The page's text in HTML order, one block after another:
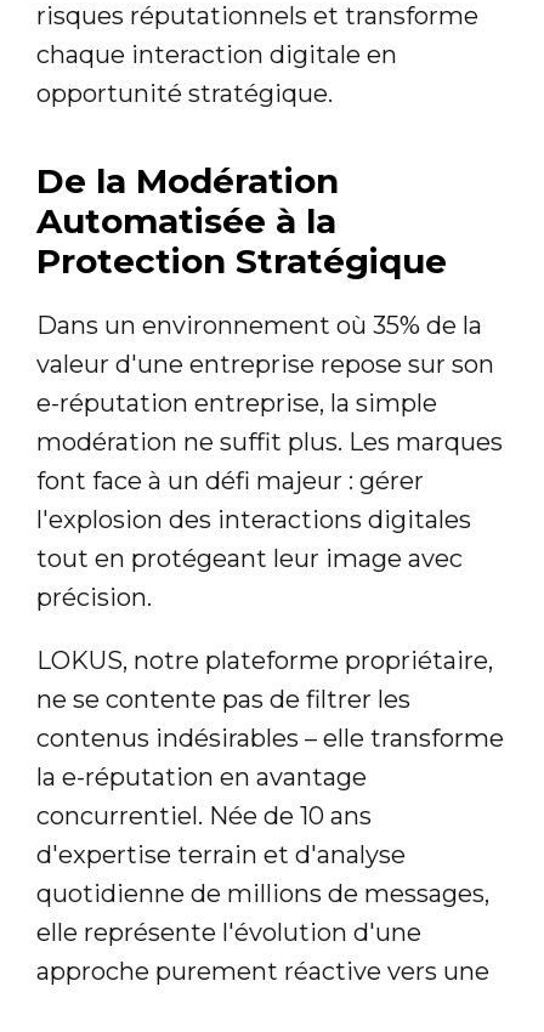
risques réputationnels et transforme
chaque interaction digitale en
opportunité stratégique.
De la Modération
Automatisée à la
Protection Stratégique
Dans un environnement où 35% de la
valeur d'une entreprise repose sur son
e-réputation entreprise, la simple
modération ne suffit plus. Les marques
font face à un défi majeur : gérer
l'explosion des interactions digitales
tout en protégeant leur image avec
précision.
LOKUS, notre plateforme propriétaire,
ne se contente pas de filtrer les
contenus indésirables – elle transforme
la e-réputation en avantage
concurrentiel. Née de 10 ans
d'expertise terrain et d'analyse
quotidienne de millions de messages,
elle représente l'évolution d'une
approche purement réactive vers une